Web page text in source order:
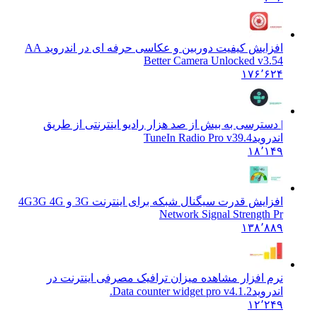
افزایش کیفیت دوربین و عکاسی حرفه ای در اندروید A
A
Better Camera Unlocked v3.54
۱۷۶٬۶۲۴
| دسترسی به بیش از صد هزار رادیو اینترنتی از طریق
TuneIn Radio Pro v39.4
۱۸٬۱۴۹
افزایش قدرت سیگنال شبکه برای اینترنت 3G و 4G
3G 4G
Network Signal Strength Pr
۱۳۸٬۸۸۹
نرم افزار مشاهده میزان ترافیک مصرفی اینترنت در
Data counter widget pro v4.1.2.
۱۲٬۲۴۹